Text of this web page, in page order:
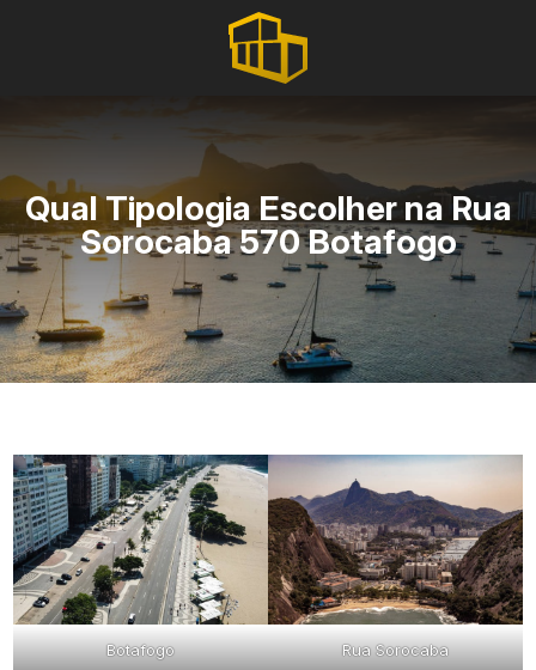
Qual Tipologia Escolher na Rua
Sorocaba 570 Botafogo
Botafogo Rua Sorocaba